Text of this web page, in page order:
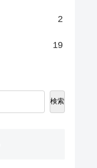
2
19
検索